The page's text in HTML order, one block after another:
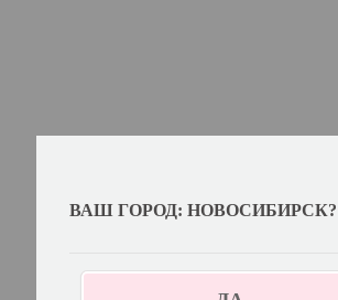
ВАШ ГОРОД: НОВОСИБИРСК?